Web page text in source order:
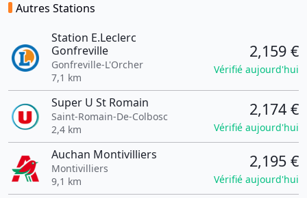
Autres Stations
Station E.Leclerc
Gonfreville
Gonfreville-L'Orcher
7,1 km
2,159 €
Vérifié aujourd'hui
Super U St Romain
Saint-Romain-De-Colbosc
2,4 km
2,174 €
Vérifié aujourd'hui
Auchan Montivilliers
Montivilliers
9,1 km
2,195 €
Vérifié aujourd'hui